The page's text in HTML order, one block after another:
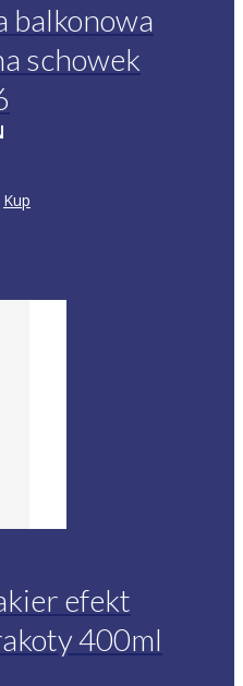
balkonowa
schowek
Kup
efekt
400ml